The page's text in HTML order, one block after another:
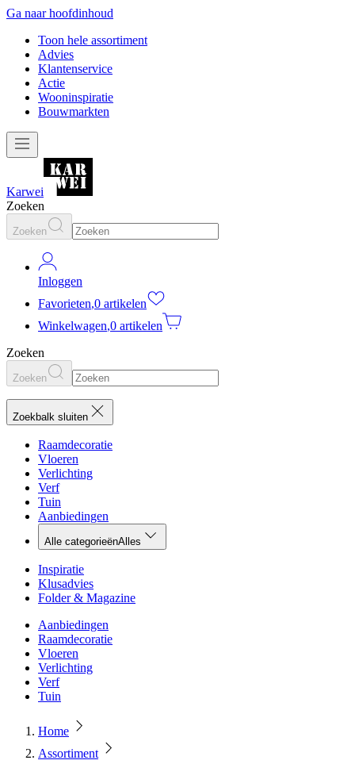
Ga naar hoofdinhoud
Toon hele assortiment
Advies
Klantenservice
Actie
Wooninspiratie
Bouwmarkten
Karwei
Zoeken
Zoeken
Inloggen
Favorieten,0 artikelen
Winkelwagen,0 artikelen
Zoeken
Zoeken
Zoekbalk sluiten
Raamdecoratie
Vloeren
Verlichting
Verf
Tuin
Aanbiedingen
Alle categorieënAlles
Inspiratie
Klusadvies
Folder & Magazine
Aanbiedingen
Raamdecoratie
Vloeren
Verlichting
Verf
Tuin
Home
Assortiment